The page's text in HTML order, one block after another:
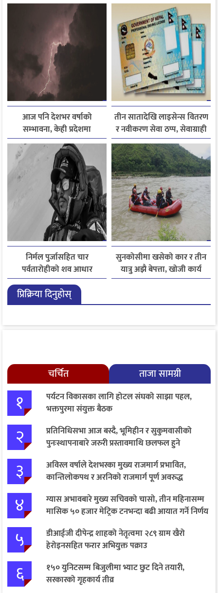
आज पनि देशभर वर्षाको
सम्भावना, केही प्रदेशमा
भारीदेखि धेरै भारी वर्षा हुने
चेतावनी
तीन सातादेखि लाइसेन्स वितरण
र नवीकरण सेवा ठप्प, सेवाग्राही
सास्तीमा
निर्मल पुर्जासहित चार
पर्वतारोहीको शव आधार
शिविरमा ल्याइयो, तीन अझै
बेपत्ता
सुनकोसीमा खसेको कार र तीन
यात्रु अझै बेपत्ता, खोजी कार्य
जारी
प्रिक्रिया दिनुहोस्
चर्चित ताजा सामग्री
१
पर्यटन विकासका लागि होटल संघको साझा पहल,
भक्तपुरमा संयुक्त बैठक
२
प्रतिनिधिसभा आज बस्दै, भूमिहीन र सुकुमवासीको
पुनःस्थापनाबारे जरुरी प्रस्तावमाथि छलफल हुने
३
अविरल वर्षाले देशभरका मुख्य राजमार्ग प्रभावित,
कान्तिलोकपथ र अरनिको राजमार्ग पूर्ण अवरुद्ध
४
ग्यास अभावबारे मुख्य सचिवको चासो, तीन महिनासम्म
मासिक ५० हजार मेट्रिक टनभन्दा बढी आयात गर्ने निर्णय
५
डीआईजी दीपेन्द्र शाहको नेतृत्वमा २८९ ग्राम खैरो
हेरोइनसहित फरार अभियुक्त पक्राउ
६
१५० युनिटसम्म बिजुलीमा भ्याट छुट दिने तयारी,
सरकारको गृहकार्य तीव्र